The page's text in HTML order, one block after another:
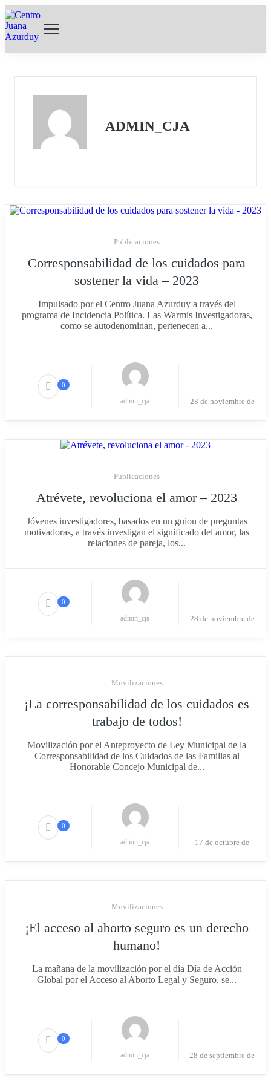
ADMIN_CJA
Publicaciones
Corresponsabilidad de los cuidados para
sostener la vida – 2023
Impulsado por el Centro Juana Azurduy a través del
programa de Incidencia Política. Las Warmis Investigadoras,
como se autodenominan, pertenecen a...
0
admin_cja 28 de noviembre de
Publicaciones
Atrévete, revoluciona el amor – 2023
Jóvenes investigadores, basados en un guion de preguntas
motivadoras, a través investigan el significado del amor, las
relaciones de pareja, los...
0
admin_cja 28 de noviembre de
Movilizaciones
¡La corresponsabilidad de los cuidados es
trabajo de todos!
Movilización por el Anteproyecto de Ley Municipal de la
Corresponsabilidad de los Cuidados de las Familias al
Honorable Concejo Municipal de...
0
admin_cja 17 de octubre de
Movilizaciones
¡El acceso al aborto seguro es un derecho
humano!
La mañana de la movilización por el día Día de Acción
Global por el Acceso al Aborto Legal y Seguro, se...
0
admin_cja 28 de septiembre de